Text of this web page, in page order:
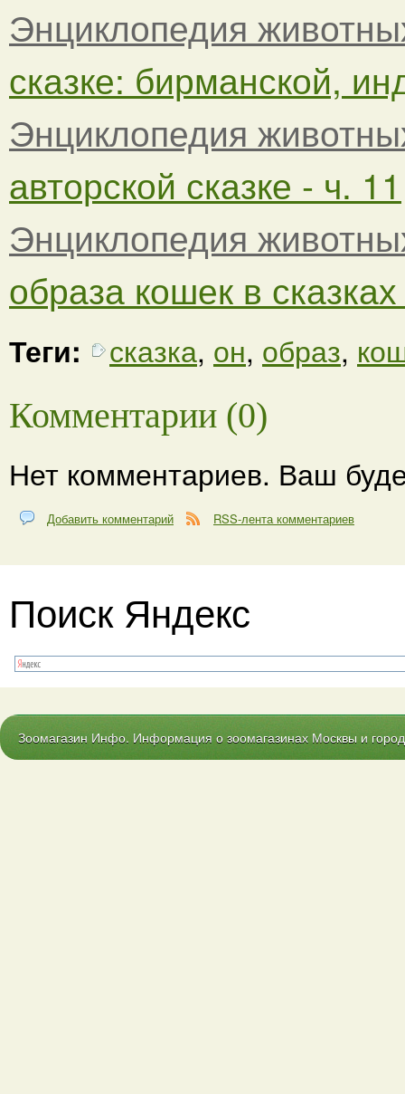
Энциклопедия
сказке: бирманской,
Энциклопедия
авторской сказке - ч. 11
Энциклопедия
образа кошек в
Теги: сказка, он, образ,
Комментарии (0)
Нет комментариев. Ваш
Добавить комментарий RSS-лента комментариев
Поиск Яндекс
Зоомагазин Инфо. Информация о зоомагазинах Москвы и